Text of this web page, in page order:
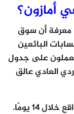
أمازون؟
معرفة أن سوق
يومًا، بعض حسابات البائعين
يعملون على جدول
العادي عالق
حتى ذلك الحين ، لا تتلقى أموالك في الواقع خلال 14 يومًا.